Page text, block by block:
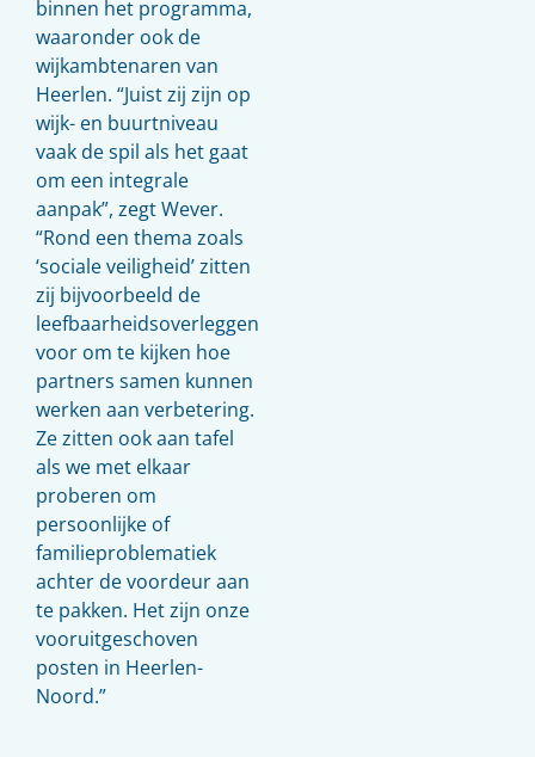
binnen het programma,
waaronder ook de
wijkambtenaren van
Heerlen. “Juist zij zijn op
wijk- en buurtniveau
vaak de spil als het gaat
om een integrale
aanpak”, zegt Wever.
“Rond een thema zoals
‘sociale veiligheid’ zitten
zij bijvoorbeeld de
leefbaarheidsoverleggen
voor om te kijken hoe
partners samen kunnen
werken aan verbetering.
Ze zitten ook aan tafel
als we met elkaar
proberen om
persoonlijke of
familieproblematiek
achter de voordeur aan
te pakken. Het zijn onze
vooruitgeschoven
posten in Heerlen-
Noord.”